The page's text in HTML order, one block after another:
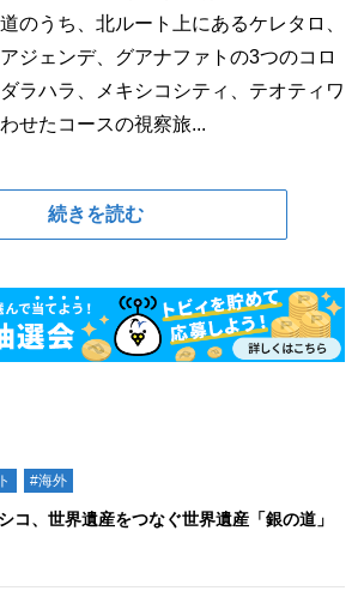
のうち、北ルート上にあるケレタロ、
ジェンデ、グアナファトの3つのコロ
ラハラ、メキシコシティ、テオティワ
せたコースの視察旅...
続きを読む
#海外
コ、世界遺産をつなぐ世界遺産「銀の道」